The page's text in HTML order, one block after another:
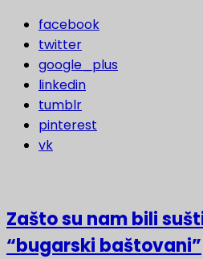
facebook
twitter
google_plus
linkedin
tumblr
pinterest
vk
Zašto su nam bili
“bugarski baštovani”